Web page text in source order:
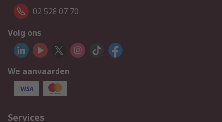
02 528 07 70
Volg ons
We aanvaarden
Services